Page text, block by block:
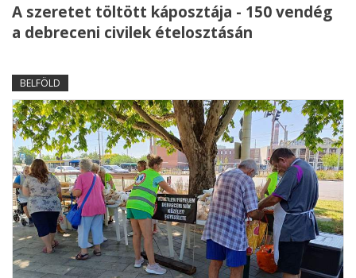
A szeretet töltött káposztája - 150 vendég
a debreceni civilek ételosztásán
BELFÖLD